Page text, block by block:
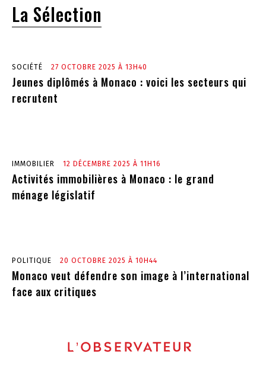
La Sélection
SOCIÉTÉ 27 OCTOBRE 2025 À 13H40
Jeunes diplômés à Monaco : voici les secteurs qui
recrutent
IMMOBILIER 12 DÉCEMBRE 2025 À 11H16
Activités immobilières à Monaco : le grand
ménage législatif
POLITIQUE 20 OCTOBRE 2025 À 10H44
Monaco veut défendre son image à l’international
face aux critiques